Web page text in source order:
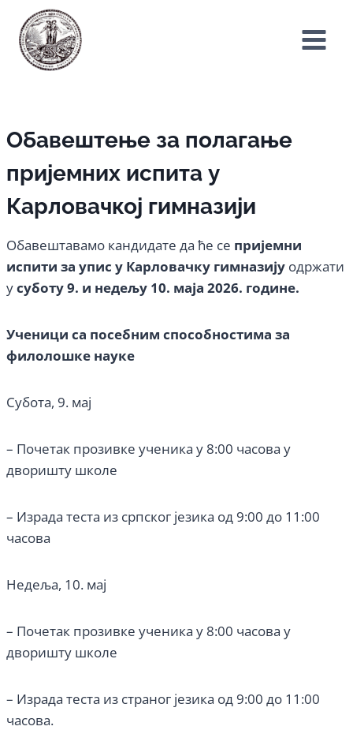
content
Обавештење за полагање
пријемних испита у
Карловачкој гимназији
Обавештавамо кандидате да ће се пријемни
испити за упис у Карловачку гимназију одржати
усуботу 9. и недељу 10. маја 2026. године.
Ученици са посебним способностима за
филолошке науке
Субота, 9. мај
– Почетак прозивке ученика у 8:00 часова у
дворишту школе
– Израда теста из српског језика од 9:00 до 11:00
часова
Недеља, 10. мај
– Почетак прозивке ученика у 8:00 часова у
дворишту школе
– Израда теста из страног језика од 9:00 до 11:00
часова.